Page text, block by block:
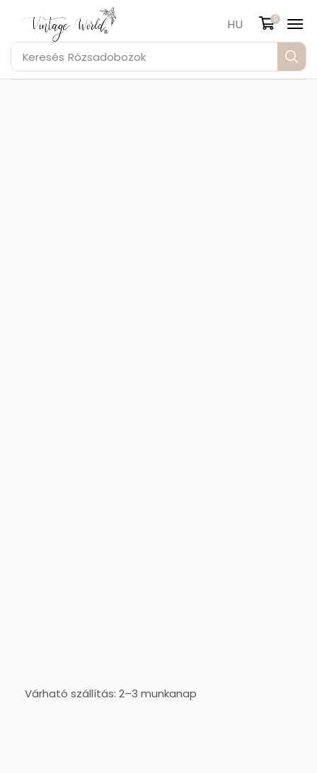
Keresés Rózsadobozok
HU 0
Várható szállítás: 2–3 munkanap